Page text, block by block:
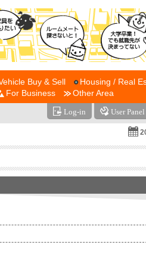
Buy & Sell Housing / Real
For Business Other Area
Log-in User Panel